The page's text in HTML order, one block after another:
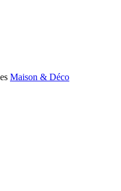
Maison & Déco